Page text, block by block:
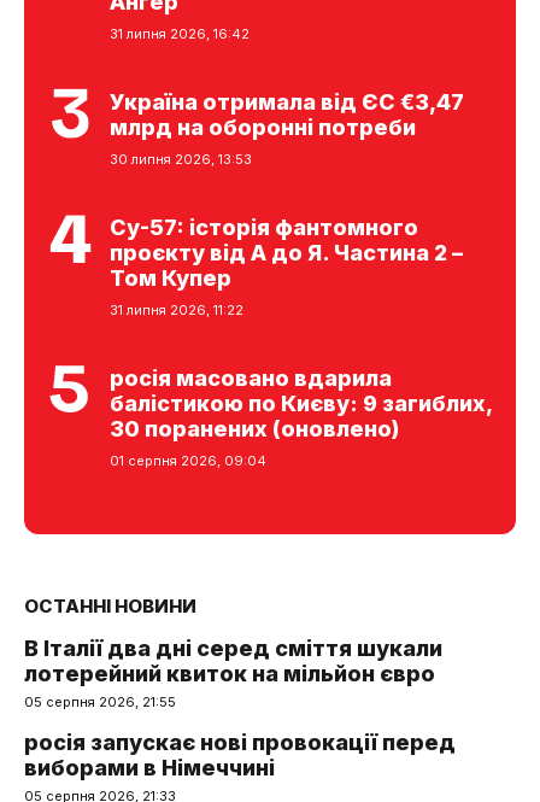
31 липня 2026, 16:42
Україна отримала від ЄС €3,47
млрд на оборонні потреби
30 липня 2026, 13:53
Су-57: історія фантомного
проєкту від А до Я. Частина 2 –
Том Купер
31 липня 2026, 11:22
росія масовано вдарила
балістикою по Києву: 9 загиблих,
30 поранених (оновлено)
01 серпня 2026, 09:04
ОСТАННІ НОВИНИ
В Італії два дні серед сміття шукали
лотерейний квиток на мільйон євро
05 серпня 2026, 21:55
росія запускає нові провокації перед
виборами в Німеччині
05 серпня 2026, 21:33